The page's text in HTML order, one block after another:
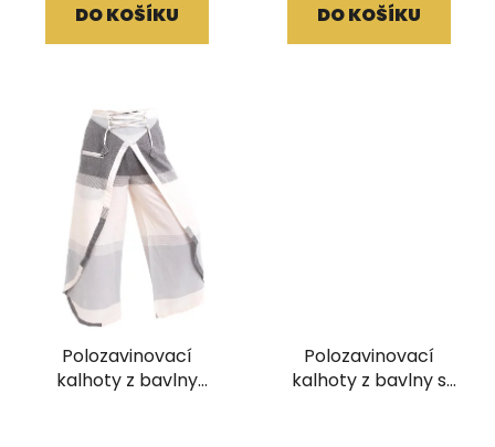
DO KOŠÍKU DO KOŠÍKU
Polozavinovací
kalhoty z bavlny
Polozavinovací
kalhoty z bavlny s